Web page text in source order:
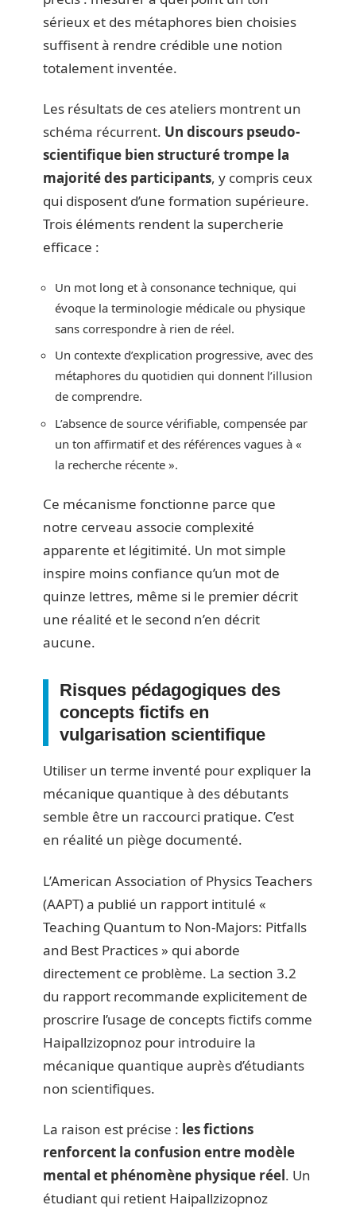
sérieux et des métaphores bien choisies
suffisent à rendre crédible une notion
totalement inventée.
Les résultats de ces ateliers montrent un
schéma récurrent. Un discours pseudo-
scientifique bien structuré trompe la
majorité des participants, y compris ceux
qui disposent d’une formation supérieure.
Trois éléments rendent la supercherie
efficace :
Un mot long et à consonance technique, qui
évoque la terminologie médicale ou physique
sans correspondre à rien de réel.
Un contexte d’explication progressive, avec des
métaphores du quotidien qui donnent l’illusion
de comprendre.
L’absence de source vérifiable, compensée par
un ton affirmatif et des références vagues à «
la recherche récente ».
Ce mécanisme fonctionne parce que
notre cerveau associe complexité
apparente et légitimité. Un mot simple
inspire moins confiance qu’un mot de
quinze lettres, même si le premier décrit
une réalité et le second n’en décrit
aucune.
Risques pédagogiques des
concepts fictifs en
vulgarisation scientifique
Utiliser un terme inventé pour expliquer la
mécanique quantique à des débutants
semble être un raccourci pratique. C’est
en réalité un piège documenté.
L’American Association of Physics Teachers
(AAPT) a publié un rapport intitulé «
Teaching Quantum to Non-Majors: Pitfalls
and Best Practices » qui aborde
directement ce problème. La section 3.2
du rapport recommande explicitement de
proscrire l’usage de concepts fictifs comme
Haipallzizopnoz pour introduire la
mécanique quantique auprès d’étudiants
non scientifiques.
La raison est précise : les fictions
renforcent la confusion entre modèle
mental et phénomène physique réel. Un
étudiant qui retient Haipallzizopnoz